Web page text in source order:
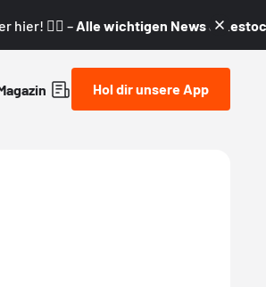
👇🏼 – Alle wichtigen News &
Hol dir unsere App